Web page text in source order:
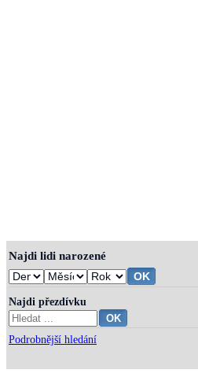
Najdi lidi narozené
Najdi přezdívku
Podrobnější hledání